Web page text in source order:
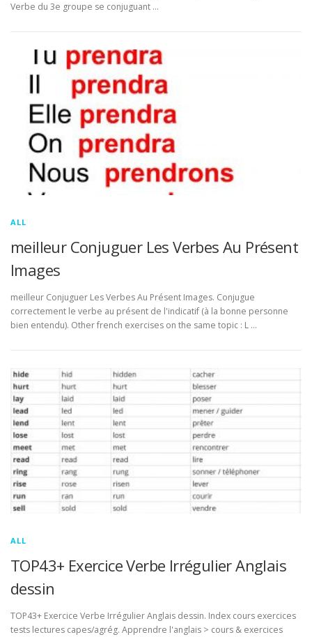
Verbe du 3e groupe se conjuguant …
ALL
meilleur Conjuguer Les Verbes Au Présent
Images
meilleur Conjuguer Les Verbes Au Présent Images. Conjugue
correctement le verbe au présent de l'indicatif (à la bonne personne
bien entendu). Other french exercises on the same topic : L …
ALL
TOP43+ Exercice Verbe Irrégulier Anglais
dessin
TOP43+ Exercice Verbe Irrégulier Anglais dessin. Index cours exercices
tests lectures capes/agrég. Apprendre l'anglais > cours & exercices